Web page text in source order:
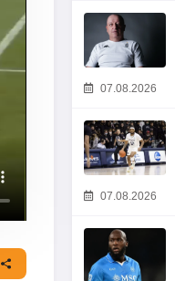
07.08.2026
07.08.2026